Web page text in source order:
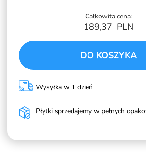
Całkowita cena:
189,37 PLN
DO KOSZYKA
Wysyłka w 1 dzień
Płytki sprzedajemy w pełnych